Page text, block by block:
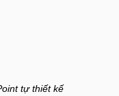
tự thiết kế